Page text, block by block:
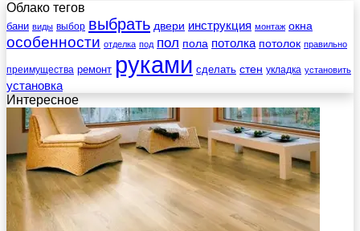
Облако тегов
бани виды выбор выбрать двери инструкция монтаж окна
особенности отделка под пол пола потолка потолок правильно
преимущества ремонт руками сделать стен укладка установить
установка
Интересное